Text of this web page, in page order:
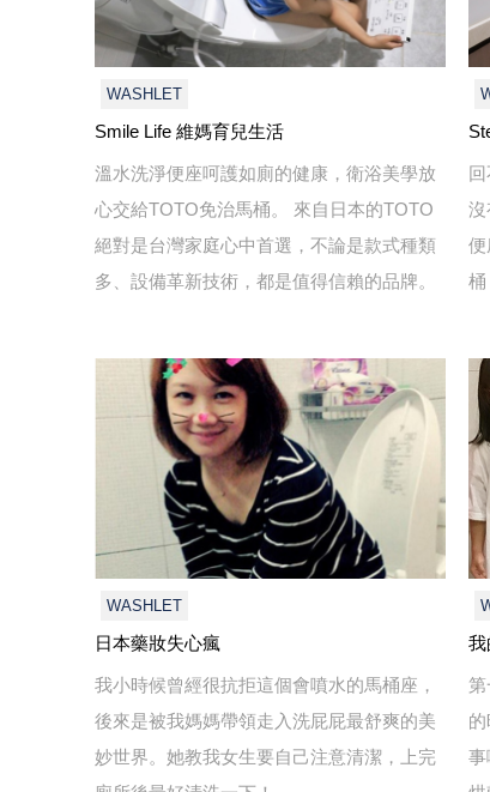
WASHLET
Smile Life 維媽育兒生活
溫水洗淨便座呵護如廁的健康，衛浴美學放
心交給TOTO免治馬桶。 來自日本的TOTO
絕對是台灣家庭心中首選，不論是款式種類
多、設備革新技術，都是值得信賴的品牌。
沒
便
桶
WASHLET
日本藥妝失心瘋
我小時候曾經很抗拒這個會噴水的馬桶座，
後來是被我媽媽帶領走入洗屁屁最舒爽的美
妙世界。她教我女生要自己注意清潔，上完
我
第
事